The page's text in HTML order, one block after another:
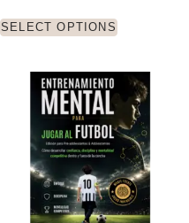
SELECT OPTIONS